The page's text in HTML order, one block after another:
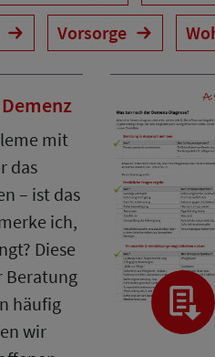
Vorsorge
mit
das
– ist das
ich,
Diese
Beratung
häufig
wir